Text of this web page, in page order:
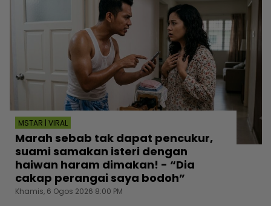
MSTAR | VIRAL
Marah sebab tak dapat pencukur,
suami samakan isteri dengan
haiwan haram dimakan! - “Dia
cakap perangai saya bodoh”
Khamis, 6 Ogos 2026 8:00 PM